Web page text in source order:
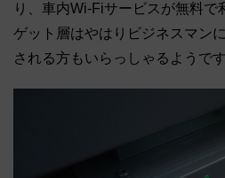
り、車内Wi-Fiサービスが無料で
ゲット層はやはりビジネスマン
される方もいらっしゃるようです